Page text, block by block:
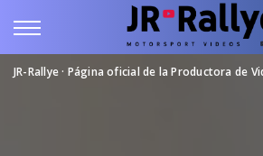
JR-Rallye · Página oficial de la Productora de